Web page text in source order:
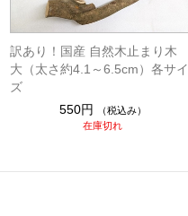
訳あり！国産 自然木止まり木
大（太さ約4.1～6.5cm）各サイ
ズ
550円
（税込み）
在庫切れ